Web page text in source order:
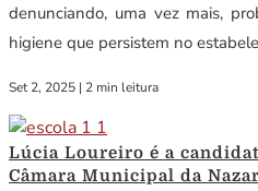
denunciando, uma vez mais,
higiene que persistem no
Set 2, 2025 | 2 min leitura
Lúcia Loureiro é a
Câmara Municipal da